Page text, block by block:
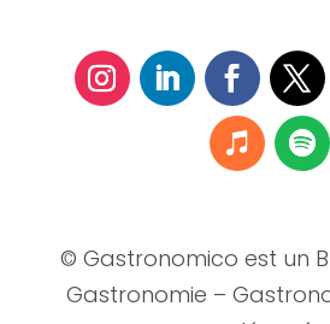
© Gastronomico est un
Gastronomie –